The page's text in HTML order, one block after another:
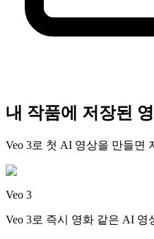
내 작품에 저장된
Veo 3로 첫 AI 영상을 만들면
Veo 3
Veo 3로 즉시 영화 같은 AI 영